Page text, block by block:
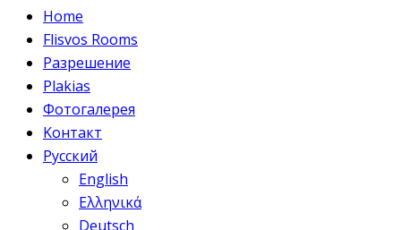
Home
Flisvos Rooms
Pазрешение
Plakias
Фотогалерея
Kонтакт
Русский
English
Ελληνικά
Deutsch